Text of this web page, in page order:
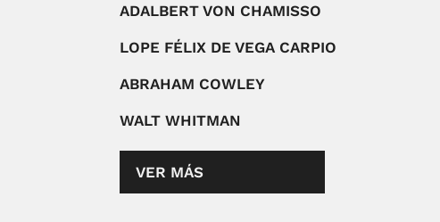
ADALBERT VON CHAMISSO
LOPE FÉLIX DE VEGA CARPIO
ABRAHAM COWLEY
WALT WHITMAN
VER MÁS